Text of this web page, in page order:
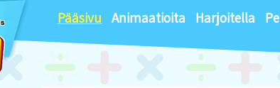
Pääsivu Animaatioita Harjoitella